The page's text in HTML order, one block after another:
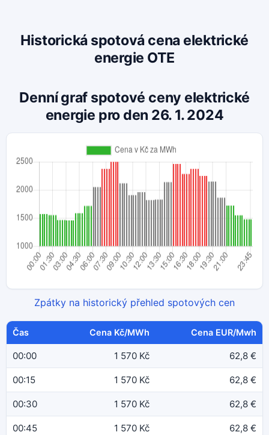
Historická spotová cena elektrické
energie OTE
Denní graf spotové ceny elektrické
energie pro den 26. 1. 2024
Zpátky na historický přehled spotových cen
Čas Cena Kč/MWh Cena EUR/Mwh
00:00 1 570 Kč 62,8 €
00:15 1 570 Kč 62,8 €
00:30 1 570 Kč 62,8 €
00:45 1 570 Kč 62,8 €